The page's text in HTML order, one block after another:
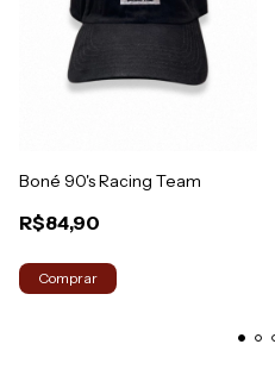
Boné 90's Racing Team
R$84,90